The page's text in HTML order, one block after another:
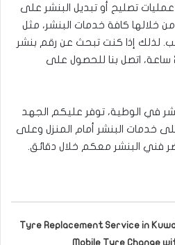
عمليات تصليح أو تبديل البنشر على
خلالها كافة خدمات البنشر، مثل
لذلك إذا كنت تبحث عن رقم بنشر
متنقل في الوطية خدمة 24 ساعة، اتصل بنا للحصول على
في الوطية، توفر عليكم الجهد
خدمات البنشر أمام المنزل وعلى
فني البنشر معكم خلال دقائق.
Tyre Replacement Service in
Mobile Tyre Change